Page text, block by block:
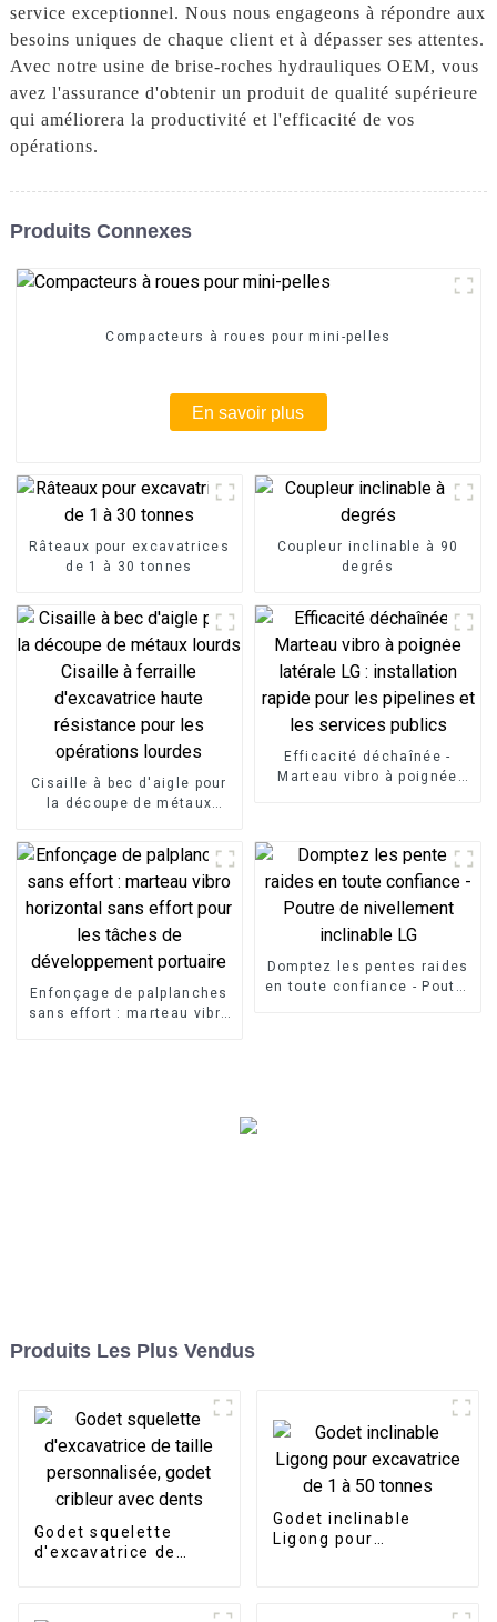
service exceptionnel. Nous nous engageons à répondre aux
besoins uniques de chaque client et à dépasser ses attentes.
Avec notre usine de brise-roches hydrauliques OEM, vous
avez l'assurance d'obtenir un produit de qualité supérieure
qui améliorera la productivité et l'efficacité de vos
opérations.
Produits Connexes
Compacteurs à roues pour mini-pelles
En savoir plus
Râteaux pour excavatrices
de 1 à 30 tonnes
Coupleur inclinable à 90
degrés
Cisaille à bec d'aigle pour
la découpe de métaux
résistance pour les
opérations lourdes
Efficacité déchaînée -
Marteau vibro à poignée
Enfonçage de palplanches
sans effort : marteau vibro
Domptez les pentes raides
en toute confiance - Poutre
Produits Les Plus Vendus
Godet squelette
d'excavatrice de
Godet inclinable
Ligong pour